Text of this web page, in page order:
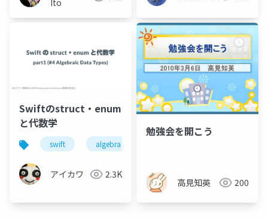
Ito
Swiftのstruct・enum
と代数学
swift algebra
アイカワ 2.3K
勉強会を開こう
高見知英 200